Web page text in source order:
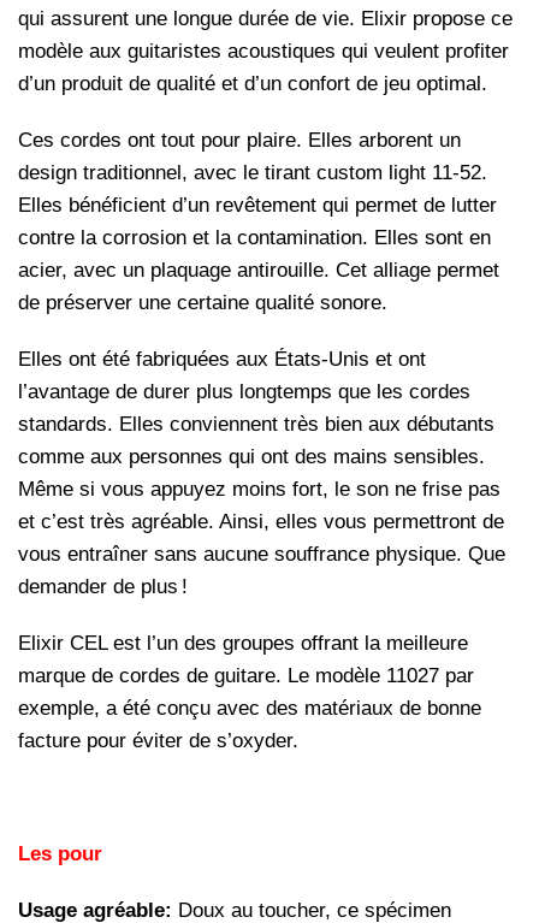
qui assurent une longue durée de vie. Elixir propose ce
modèle aux guitaristes acoustiques qui veulent profiter
d’un produit de qualité et d’un confort de jeu optimal.
Ces cordes ont tout pour plaire. Elles arborent un
design traditionnel, avec le tirant custom light 11-52.
Elles bénéficient d’un revêtement qui permet de lutter
contre la corrosion et la contamination. Elles sont en
acier, avec un plaquage antirouille. Cet alliage permet
de préserver une certaine qualité sonore.
Elles ont été fabriquées aux États-Unis et ont
l’avantage de durer plus longtemps que les cordes
standards. Elles conviennent très bien aux débutants
comme aux personnes qui ont des mains sensibles.
Même si vous appuyez moins fort, le son ne frise pas
et c’est très agréable. Ainsi, elles vous permettront de
vous entraîner sans aucune souffrance physique. Que
demander de plus !
Elixir CEL est l’un des groupes offrant la meilleure
marque de cordes de guitare. Le modèle 11027 par
exemple, a été conçu avec des matériaux de bonne
facture pour éviter de s’oxyder.
Les pour
Usage agréable: Doux au toucher, ce spécimen